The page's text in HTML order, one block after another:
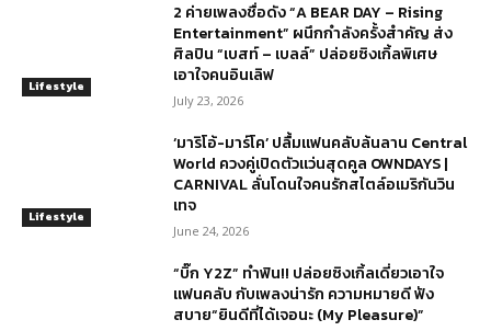
Lifestyle
2 ค่ายเพลงชื่อดัง “A BEAR DAY – Rising
Entertainment” ผนึกกำลังครั้งสำคัญ ส่ง
ศิลปิน “เบสท์ – เบลล์” ปล่อยซิงเกิ้ลพิเศษ
เอาใจคนอินเลิฟ
July 23, 2026
Lifestyle
‘มาริโอ้-มาร์โค’ ปลื้มแฟนคลับล้นลาน Central
World ควงคู่เปิดตัวแว่นสุดคูล OWNDAYS |
CARNIVAL ลั่นโดนใจคนรักสไตล์อเมริกันวิน
เทจ
June 24, 2026
“บิ๊ก Y2Z” ทำฟิน!! ปล่อยซิงเกิ้ลเดี่ยวเอาใจ
แฟนคลับ กับเพลงน่ารัก ความหมายดี ฟัง
สบาย“ยินดีที่ได้เจอนะ (My Pleasure)”